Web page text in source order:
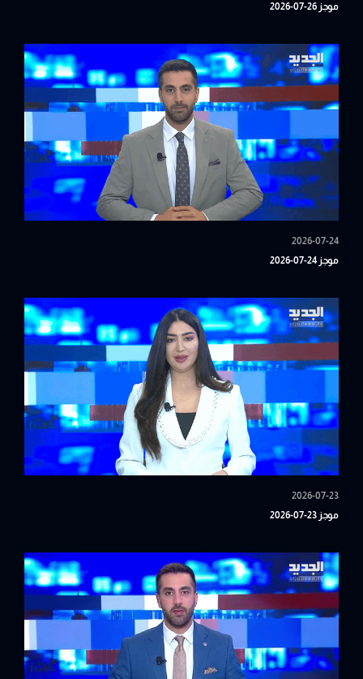
موجز 26-07-2026
2026-07-24
موجز 24-07-2026
2026-07-23
موجز 23-07-2026